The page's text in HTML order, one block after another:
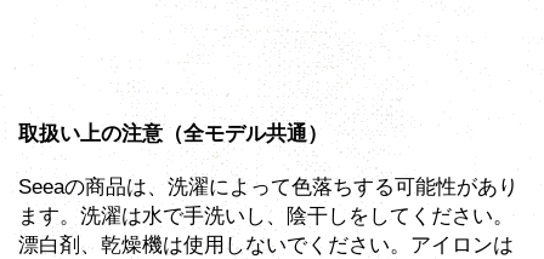
取扱い上の注意（全モデル共通）
Seeaの商品は、洗濯によって色落ちする可能性があり
ます。洗濯は水で手洗いし、陰干しをしてください。
漂白剤、乾燥機は使用しないでください。アイロンは